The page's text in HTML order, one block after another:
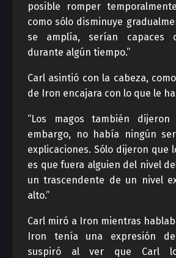
posible romper
como sólo disminuye
se amplía, serían capaces
durante algún tiempo.”
Carl asintió con la cabeza,
de Iron encajara con lo que le
“Los magos también
embargo, no había ningún
explicaciones. Sólo dijeron que
es que fuera alguien del nivel
un trascendente de un nivel
alto.”
Carl miró a Iron mientras
Iron tenía una expresión
suspiró al ver que Carl